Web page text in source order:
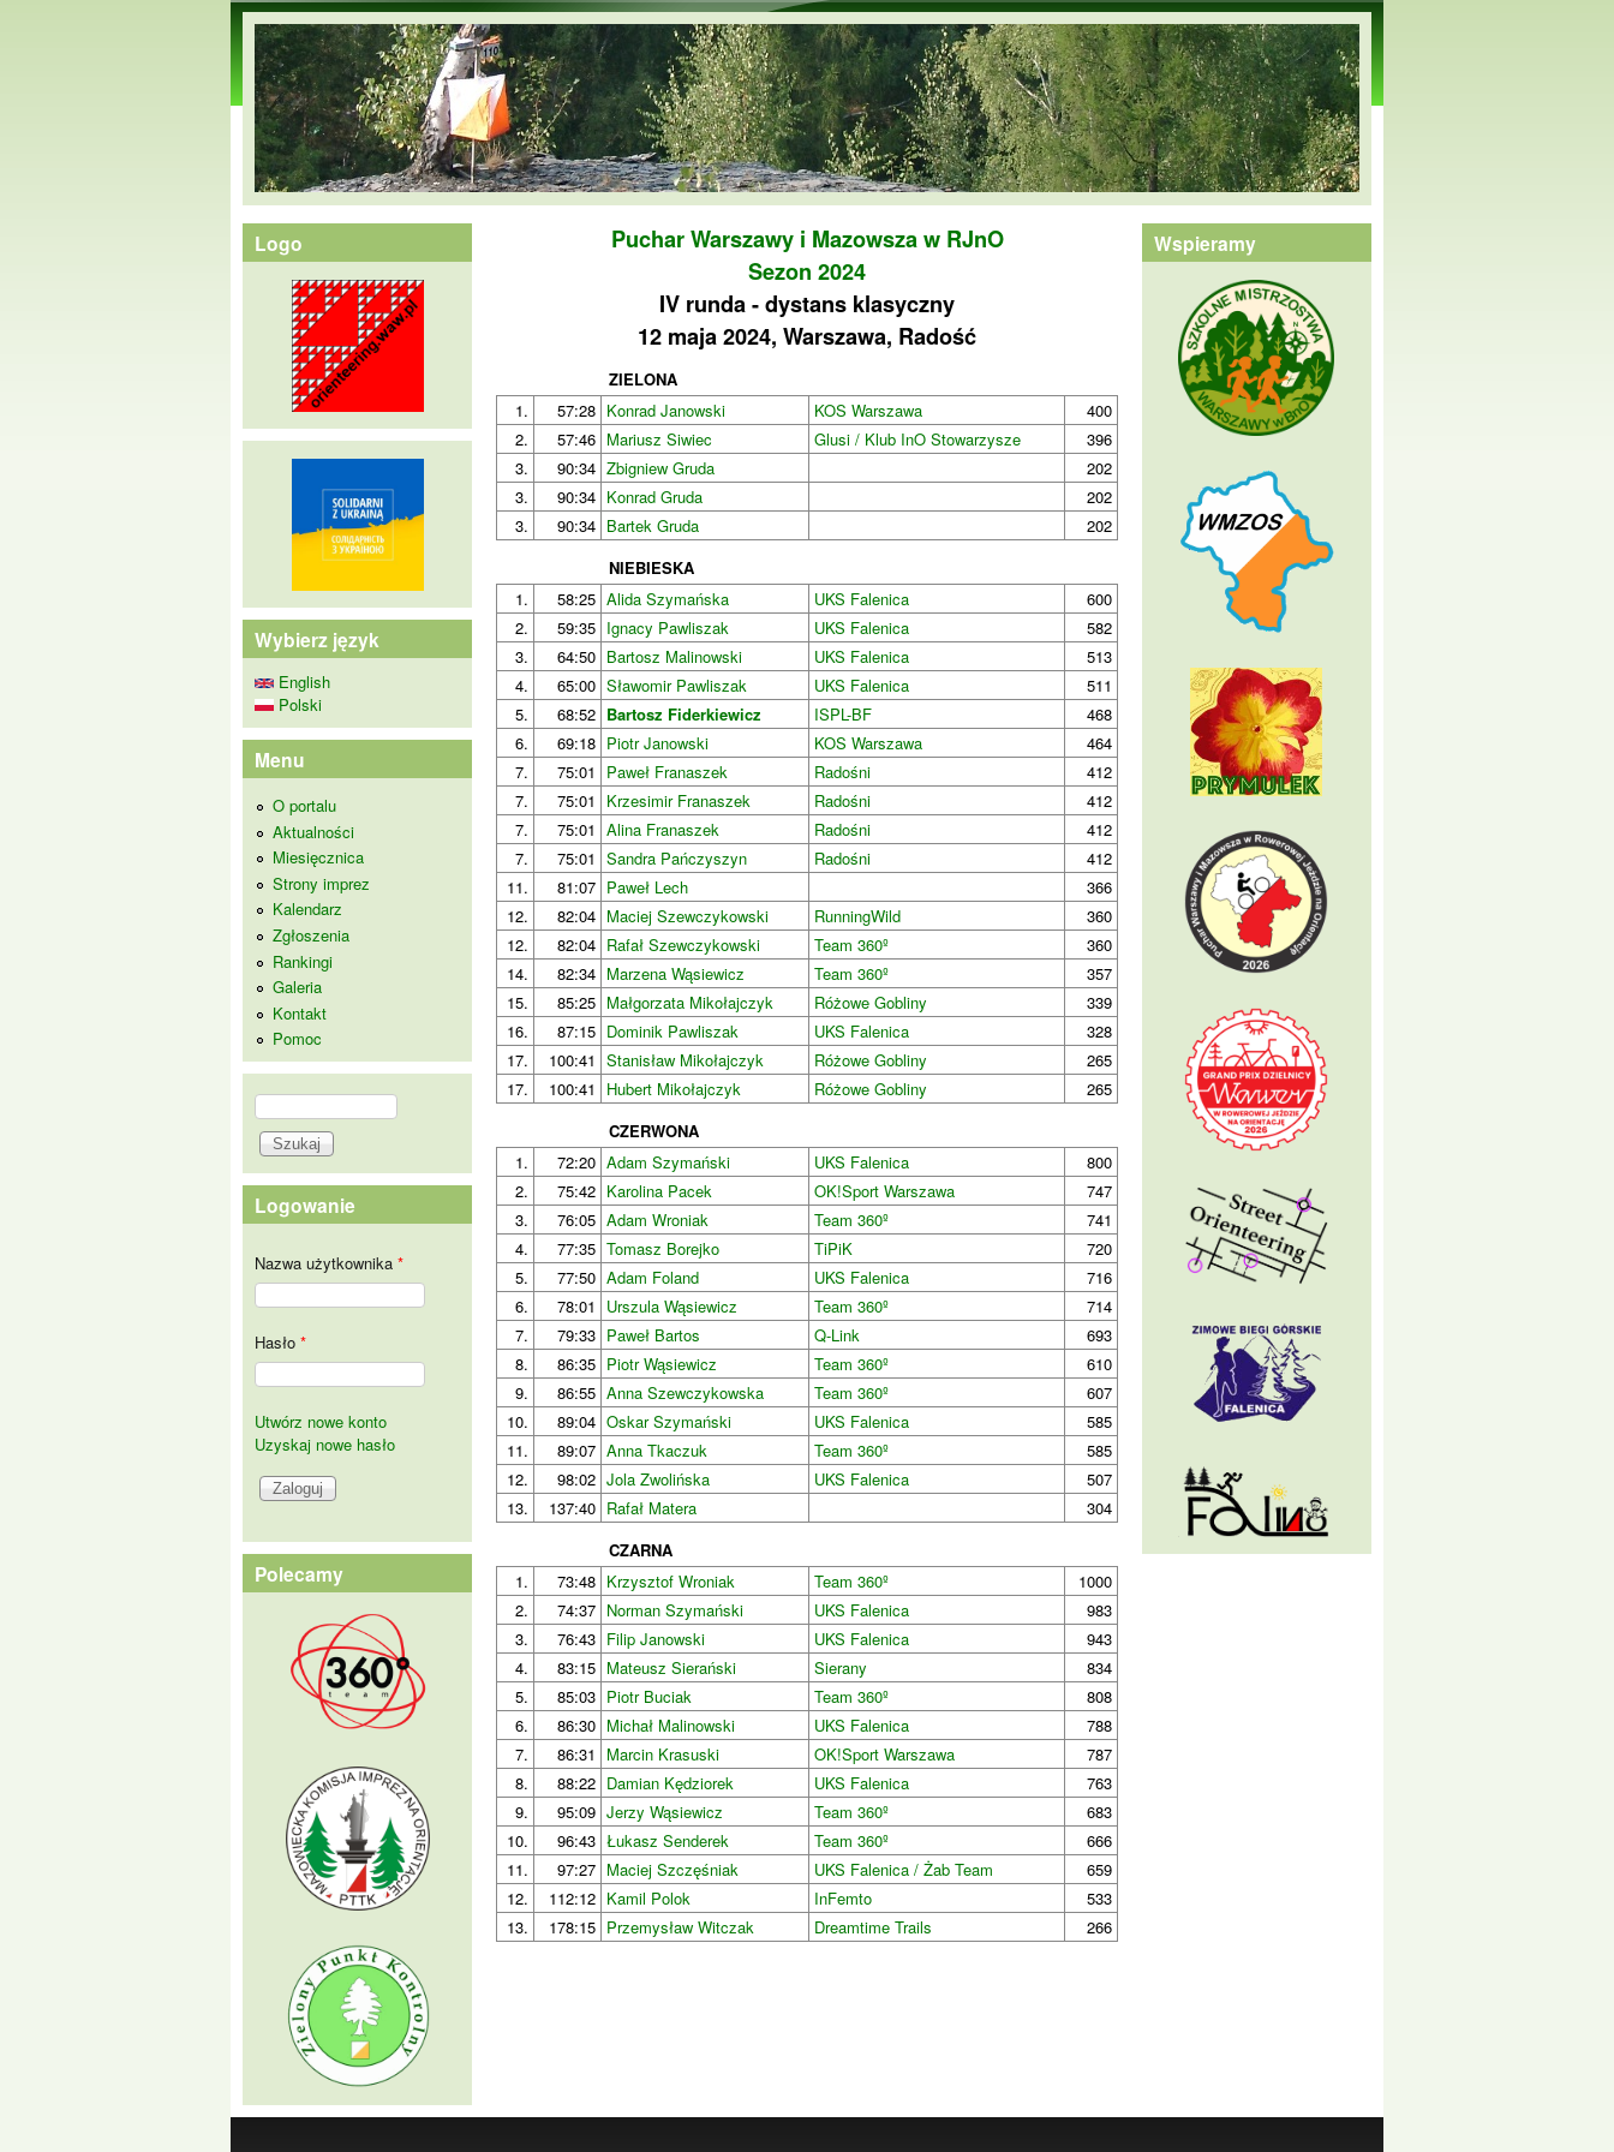
Przejdź do treści
orienteering.waw.pl
Puchar Warszawy i Mazowsza w RJnO
Sezon 2024
IV runda - dystans klasyczny
12 maja 2024, Warszawa, Radość
ZIELONA
1.
57:28 Konrad Janowski KOS Warszawa
400
2.
57:46 Mariusz Siwiec Glusi / Klub InO Stowarzysze
396
3.
90:34 Zbigniew Gruda
202
3.
90:34 Konrad Gruda
202
3.
90:34 Bartek Gruda
202
NIEBIESKA
1.
58:25 Alida Szymańska UKS Falenica
600
2.
59:35 Ignacy Pawliszak UKS Falenica
582
3.
64:50 Bartosz Malinowski UKS Falenica
513
4.
65:00 Sławomir Pawliszak UKS Falenica
511
5.
68:52 Bartosz Fiderkiewicz ISPL-BF
468
6.
69:18 Piotr Janowski KOS Warszawa
464
7.
75:01 Paweł Franaszek Radośni
412
7.
75:01 Krzesimir Franaszek Radośni
412
7.
75:01 Alina Franaszek Radośni
412
7.
75:01 Sandra Pańczyszyn Radośni
412
11.
81:07 Paweł Lech
366
12.
82:04 Maciej Szewczykowski RunningWild
360
12.
82:04 Rafał Szewczykowski Team 360º
360
14.
82:34 Marzena Wąsiewicz Team 360º
357
15.
85:25 Małgorzata Mikołajczyk Różowe Gobliny
339
16.
87:15 Dominik Pawliszak UKS Falenica
328
17.
100:41 Stanisław Mikołajczyk Różowe Gobliny
265
17.
100:41 Hubert Mikołajczyk Różowe Gobliny
265
CZERWONA
1.
72:20 Adam Szymański UKS Falenica
800
2.
75:42 Karolina Pacek OK!Sport Warszawa
747
3.
76:05 Adam Wroniak Team 360º
741
4.
77:35 Tomasz Borejko TiPiK
720
5.
77:50 Adam Foland UKS Falenica
716
6.
78:01 Urszula Wąsiewicz Team 360º
714
7.
79:33 Paweł Bartos Q-Link
693
8.
86:35 Piotr Wąsiewicz Team 360º
610
9.
86:55 Anna Szewczykowska Team 360º
607
10.
89:04 Oskar Szymański UKS Falenica
585
11.
89:07 Anna Tkaczuk Team 360º
585
12.
98:02 Jola Zwolińska UKS Falenica
507
13.
137:40 Rafał Matera
304
CZARNA
1.
73:48 Krzysztof Wroniak Team 360º
1000
2.
74:37 Norman Szymański UKS Falenica
983
3.
76:43 Filip Janowski UKS Falenica
943
4.
83:15 Mateusz Sierański Sierany
834
5.
85:03 Piotr Buciak Team 360º
808
6.
86:30 Michał Malinowski UKS Falenica
788
7.
86:31 Marcin Krasuski OK!Sport Warszawa
787
8.
88:22 Damian Kędziorek UKS Falenica
763
9.
95:09 Jerzy Wąsiewicz Team 360º
683
10.
96:43 Łukasz Senderek Team 360º
666
11.
97:27 Maciej Szczęśniak UKS Falenica / Żab Team
659
12.
112:12 Kamil Polok InFemto
533
13.
178:15 Przemysław Witczak Dreamtime Trails 266
Logo
Wybierz język
English
Polski
Menu
O portalu
Aktualności
Miesięcznica
Strony imprez
Kalendarz
Zgłoszenia
Rankingi
Galeria
Kontakt
Pomoc
Formularz wyszukiwania
Szukaj
Logowanie
Nazwa użytkownika *
Hasło *
Utwórz nowe konto
Uzyskaj nowe hasło
Polecamy
Wspieramy